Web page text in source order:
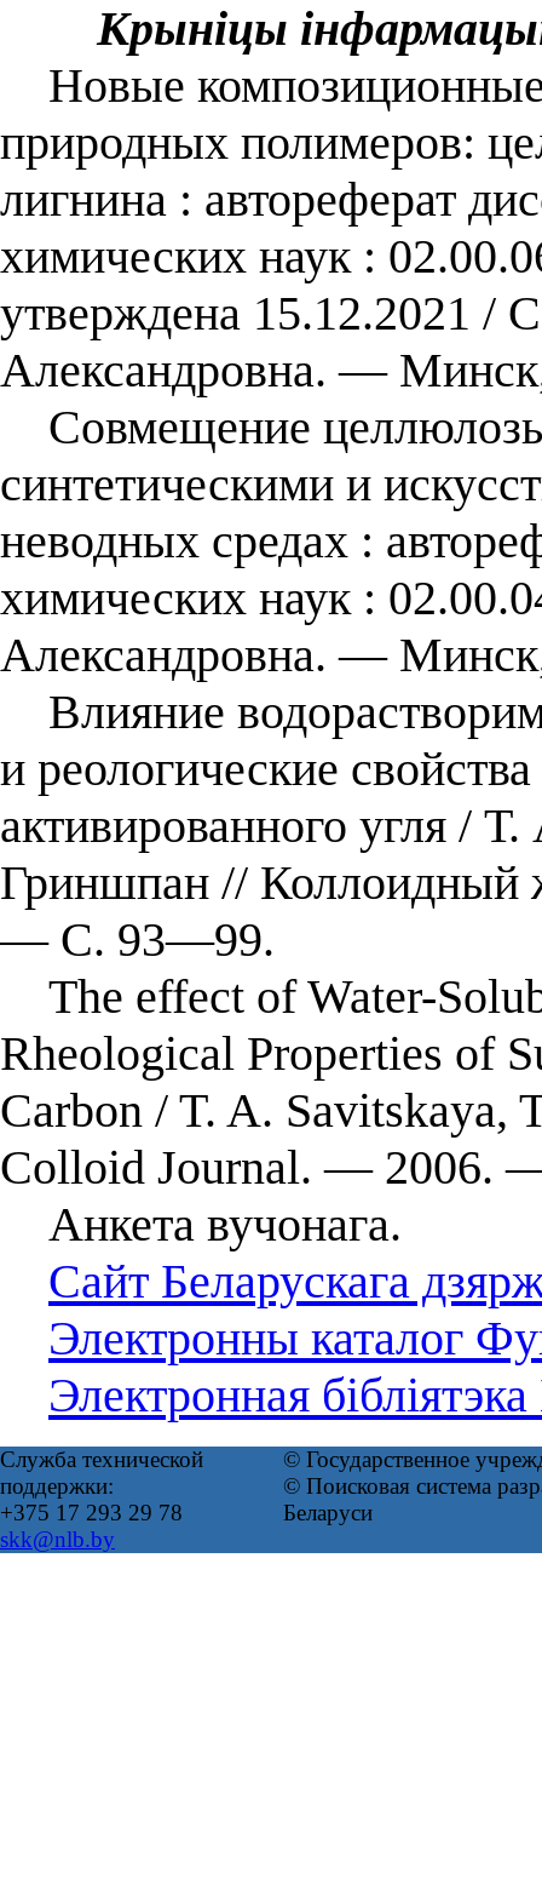
Крыніцы
Новые
природных полимеров:
лигнина : автореферат
химических наук :
утверждена 15.12.2021 /
Александровна. ―
Совмещение
синтетическими и
неводных средах :
химических наук :
Александровна. —
Влияние
и реологические
активированного угля /
Гриншпан //
— С. 93—99.
The effect of Water-
Rheological Properties of
Carbon / T. A. Savitskaya,
Colloid Journal. — 2006.
Анкета вучонага.
Сайт Беларускага
Электронны каталог
Электронная
Служба технической
поддержки:
+375 17 293 29 78
skk@nlb.by
© Государственное
© Поисковая система
Беларуси